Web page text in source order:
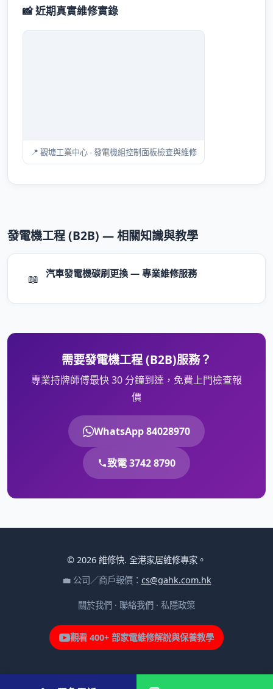
📸 近期真實維修實錄
📍 觀塘工業中心 - 發電機組控制面板檢查與維修
發電機工程 (B2B) — 相關知識與教學
📖 汽車發電機碳刷更換 — 專業維修服務
需要發電機工程 (B2B)服務？
專業持牌師傅最快 30 分鐘到達，免費上門檢查報
價
WhatsApp 84028970
致電 3742 8790
© 2026 維修快. 全港家居維修專家。
💼 公司／商戶報價： cs@gahk.com.hk
關於我們 · 聯絡我們 · 私隱政策
觀看 400+ 部家電維修解說與保養教學